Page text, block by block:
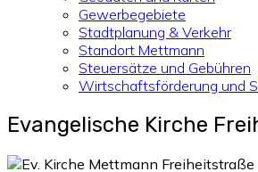
Gewerbegebiete
Stadtplanung & Verkehr
Standort Mettmann
Steuersätze und Gebühren
Wirtschaftsförderung und
Evangelische Kirche